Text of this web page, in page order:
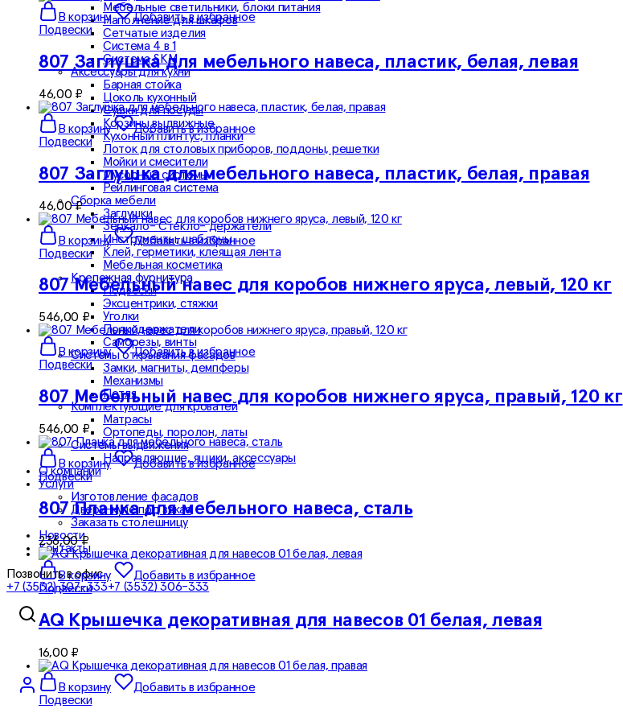
Мебельные светильники, блоки питания
Наполнение для шкафов
Сетчатые изделия
Система 4 в 1
Система SKM
Аксессуары для кухни
Барная стойка
Цоколь кухонный
Сушки для посуды
Корзины выдвижные
Кухонный плинтус, планки
Лоток для столовых приборов, поддоны, решетки
Мойки и смесители
Мусорные системы
Рейлинговая система
Сборка мебели
Заглушки
Зеркало- Стекло- держатели
Инструменты, шаблоны
Клей, герметики, клеящая лента
Мебельная косметика
Крепежная фурнитура
Подвески
Эксцентрики, стяжки
Уголки
Полкодержатели
Саморезы, винты
Системы открывания фасадов
Замки, магниты, демпферы
Механизмы
Петля
Комплектующие для кроватей
Матрасы
Ортопеды, поролон, латы
Системы выдвижения
Направляющие, ящики, аксессуары
О компании
Услуги
Изготовление фасадов
Двери-купе под заказ
Заказать столешницу
Новости
Контакты
Позвонить в офис
+7 (3532) 307-333+7 (3532) 306-333
В корзину
Добавить в избранное
Подвески
807 Заглушка для мебельного навеса, пластик, белая, левая
46,00 ₽
В корзину
Добавить в избранное
Подвески
807 Заглушка для мебельного навеса, пластик, белая, правая
46,00₽
В корзину
Добавить в избранное
Подвески
807 Мебельный навес для коробов нижнего яруса, левый, 120 кг
546,00 ₽
В корзину
Добавить в избранное
Подвески
807 Мебельный навес для коробов нижнего яруса, правый, 120 кг
546,00 ₽
В корзину
Добавить в избранное
Подвески
807 Планка для мебельного навеса, сталь
236,00₽
В корзину
Добавить в избранное
Подвески
AQ Крышечка декоративная для навесов 01 белая, левая
16,00 ₽
В корзину
Добавить в избранное
Подвески